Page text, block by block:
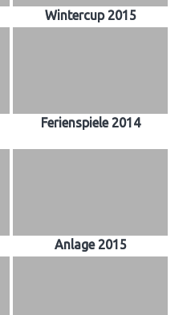
Wintercup 2015
Ferienspiele 2014
Anlage 2015